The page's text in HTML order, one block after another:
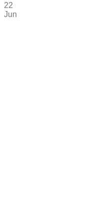
22
Jun